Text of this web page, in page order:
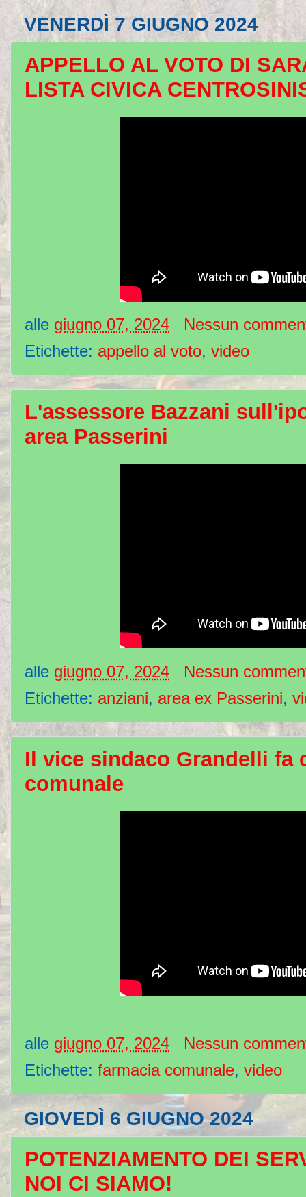
VENERDÌ 7 GIUGNO 2024
APPELLO AL VOTO DI
LISTA CIVICA
alle giugno 07, 2024
Nessun
Etichette: appello al voto, video
L'assessore Bazzani
area Passerini
alle giugno 07, 2024
Nessun
Etichette: anziani, area ex Passerini,
Il vice sindaco Grandelli fa
comunale
alle giugno 07, 2024
Nessun
Etichette: farmacia comunale, video
GIOVEDÌ 6 GIUGNO 2024
POTENZIAMENTO DEI
NOI CI SIAMO!